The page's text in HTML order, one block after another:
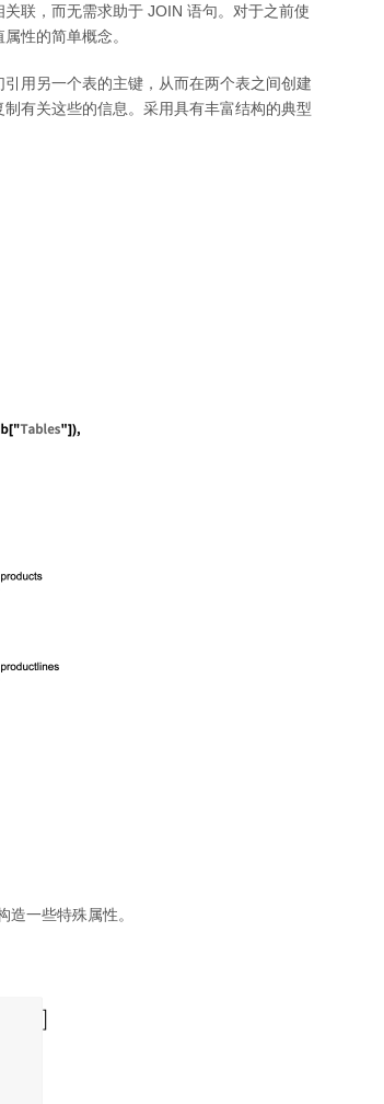
联，而无需求助于 JOIN 语句。对于之前使
性的简单概念。
用另一个表的主键，从而在两个表之间创建
有关这些的信息。采用具有丰富结构的典型
造一些特殊属性。